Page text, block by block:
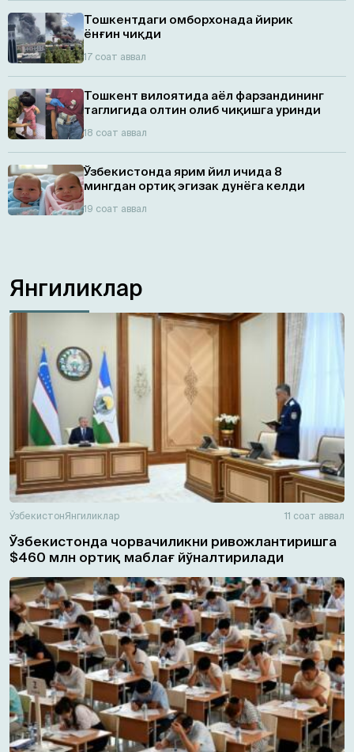
Тошкентдаги омборхонада йирик
ёнғин чиқди
17 соат аввал
Тошкент вилоятида аёл фарзандининг
таглигида олтин олиб чиқишга уринди
18 соат аввал
Ўзбекистонда ярим йил ичида 8
мингдан ортиқ эгизaк дунёга келди
19 соат аввал
Янгиликлар
ЎзбекистонЯнгиликлар 11 соат аввал
Ўзбекистонда чорвачиликни ривожлантиришга
$460 млн ортиқ маблағ йўналтирилади